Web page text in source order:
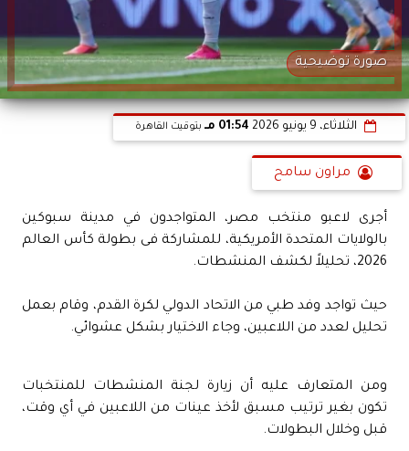
صورة توضيحية
الثلاثاء، 9 يونيو 2026 01:54 مـ بتوقيت القاهرة
مراون سامح
أجرى لاعبو منتخب مصر، المتواجدون في مدينة سبوكين
بالولايات المتحدة الأمريكية، للمشاركة فى بطولة كأس العالم
2026، تحليلاً لكشف المنشطات.
حيث تواجد وفد طبي من الاتحاد الدولي لكرة القدم، وقام بعمل
تحليل لعدد من اللاعبين، وجاء الاختيار بشكل عشوائي.
ومن المتعارف عليه أن زيارة لجنة المنشطات للمنتخبات
تكون بغير ترتيب مسبق لأخذ عينات من اللاعبين في أي وقت،
قبل وخلال البطولات.